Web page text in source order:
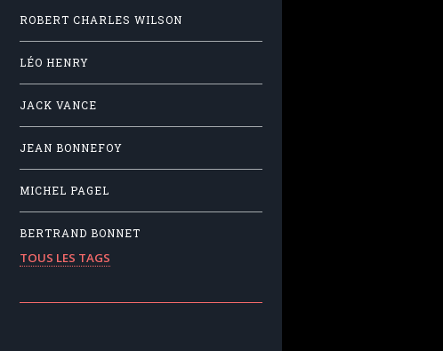
ROBERT CHARLES WILSON
LÉO HENRY
JACK VANCE
JEAN BONNEFOY
MICHEL PAGEL
BERTRAND BONNET
TOUS LES TAGS